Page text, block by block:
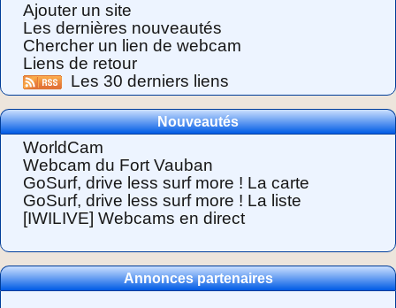
Ajouter un site
Les dernières nouveautés
Chercher un lien de webcam
Liens de retour
Les 30 derniers liens
Nouveautés
WorldCam
Webcam du Fort Vauban
GoSurf, drive less surf more ! La carte
GoSurf, drive less surf more ! La liste
[IWILIVE] Webcams en direct
Annonces partenaires